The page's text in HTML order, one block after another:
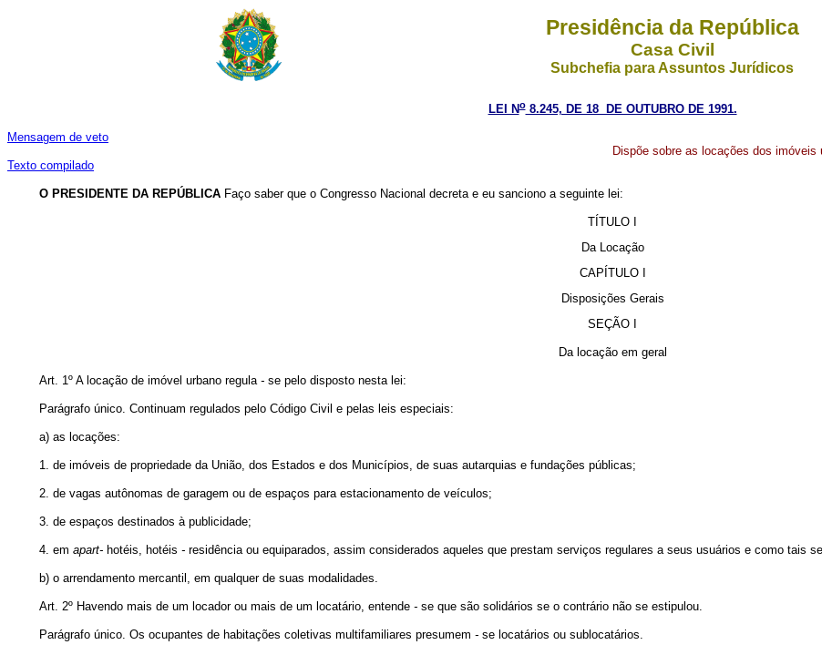
Presidência da República
Casa Civil
Subchefia para Assuntos Jurídicos
LEI No8.245, DE 18 DE OUTUBRO DE 1991.
Mensagem de veto
Texto compilado
Dispõe sobre as locações dos
O PRESIDENTE DA REPÚBLICA Faço saber que o Congresso Nacional decreta e eu sanciono a seguinte lei:
TÍTULO I
Da Locação
CAPÍTULO I
Disposições Gerais
SEÇÃO I
Da locação em geral
Art. 1º A locação de imóvel urbano regula - se pelo disposto nesta lei:
Parágrafo único. Continuam regulados pelo Código Civil e pelas leis especiais:
a) as locações:
1. de imóveis de propriedade da União, dos Estados e dos Municípios, de suas autarquias e fundações públicas;
2. de vagas autônomas de garagem ou de espaços para estacionamento de veículos;
3. de espaços destinados à publicidade;
4. em apart- hotéis, hotéis - residência ou equiparados, assim considerados aqueles que prestam serviços regulares a seus usuários e como tais
b) o arrendamento mercantil, em qualquer de suas modalidades.
Art. 2º Havendo mais de um locador ou mais de um locatário, entende - se que são solidários se o contrário não se estipulou.
Parágrafo único. Os ocupantes de habitações coletivas multifamiliares presumem - se locatários ou sublocatários.